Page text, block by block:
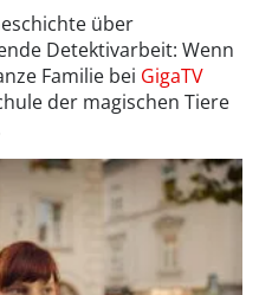
über
Detektivarbeit: Wenn
Familie bei GigaTV
der magischen Tiere